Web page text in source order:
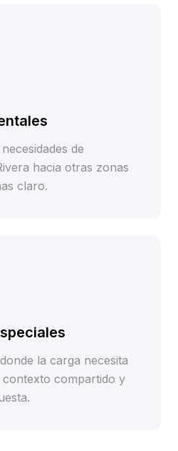
de
hacia otras zonas
claro.
la carga necesita
compartido y